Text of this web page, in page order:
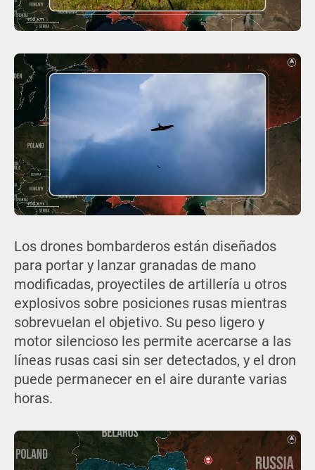
Los drones bombarderos están diseñados
para portar y lanzar granadas de mano
modificadas, proyectiles de artillería u otros
explosivos sobre posiciones rusas mientras
sobrevuelan el objetivo. Su peso ligero y
motor silencioso les permite acercarse a las
líneas rusas casi sin ser detectados, y el dron
puede permanecer en el aire durante varias
horas.